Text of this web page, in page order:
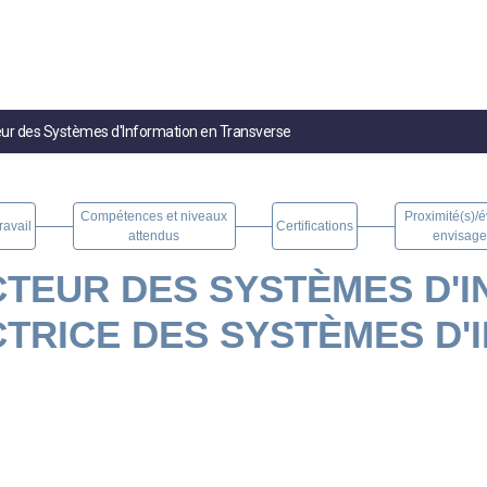
des Systèmes d'Information en Transverse
Compétences et niveaux
attendus
Certifications
Proximité(s)/
DES SYSTÈMES
DES SYSTÈMES